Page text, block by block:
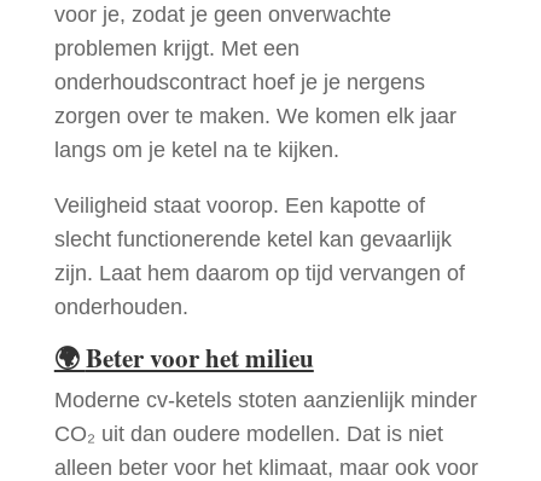
voor je, zodat je geen onverwachte
problemen krijgt. Met een
onderhoudscontract hoef je je nergens
zorgen over te maken. We komen elk jaar
langs om je ketel na te kijken.
Veiligheid staat voorop. Een kapotte of
slecht functionerende ketel kan gevaarlijk
zijn. Laat hem daarom op tijd vervangen of
onderhouden.
🌍Beter voor het milieu
Moderne cv-ketels stoten aanzienlijk minder
CO₂ uit dan oudere modellen. Dat is niet
alleen beter voor het klimaat, maar ook voor